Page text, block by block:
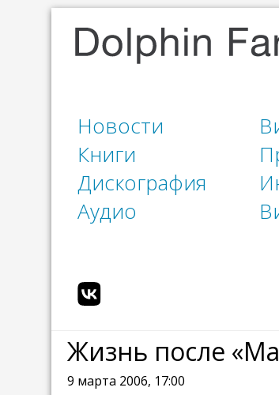
Новости
Книги
Дискография
Аудио
Жизнь после
9 марта 2006, 17:00